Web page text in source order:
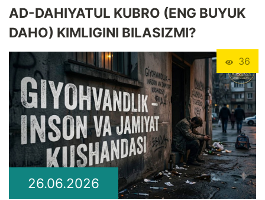
​AD-DAHIYATUL KUBRO (ENG BUYUK
DAHO) KIMLIGINI BILASIZMI?
36
26.06.2026